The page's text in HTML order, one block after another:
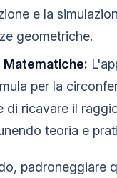
e la
geometriche.
Matematiche:
per la
di ricavare il
teoria e
padroneggiare